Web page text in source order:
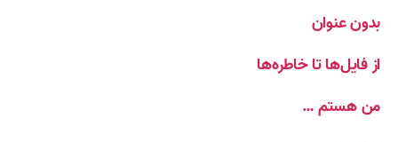
بدون عنوان
از فایل‌ها تا خاطره‌ها
من هستم …